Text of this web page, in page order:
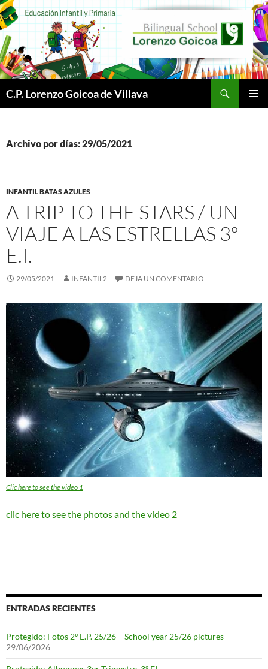
C.P. Lorenzo Goicoa de Villava
Archivo por días: 29/05/2021
INFANTIL BATAS AZULES
A TRIP TO THE STARS / UN
VIAJE A LAS ESTRELLAS 3º
E.I.
29/05/2021 INFANTIL2 DEJA UN COMENTARIO
Clic here to see the video 1
clic here to see the photos and the video 2
ENTRADAS RECIENTES
Protegido: Fotos 2º E.P. 25/26 – School year 25/26 pictures
29/06/2026